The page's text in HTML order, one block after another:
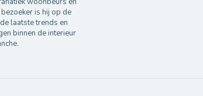
is hij op de
laatste trends en
binnen de interieur